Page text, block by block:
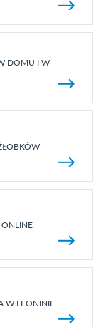
DOMU I W
ONLINE
W LEONINIE